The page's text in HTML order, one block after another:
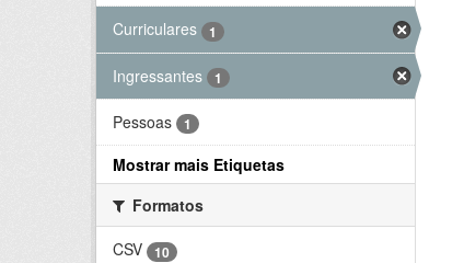
Curriculares 1
Ingressantes 1
Pessoas 1
Mostrar mais Etiquetas
Formatos
CSV
10